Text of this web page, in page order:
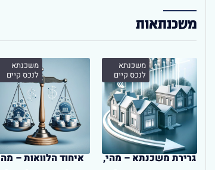
משכנתאות
משכנתא
לנכס קיים
גרירת משכנתא – מהי,
משכנתא
לנכס קיים
איחוד הלוואות – מה